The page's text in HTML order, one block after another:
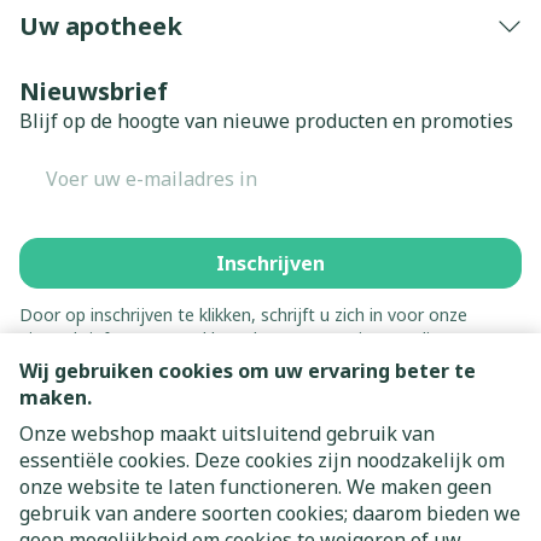
Wij gebruiken cookies om uw ervaring beter te
maken.
Onze webshop maakt uitsluitend gebruik van
essentiële cookies. Deze cookies zijn noodzakelijk om
onze website te laten functioneren. We maken geen
gebruik van andere soorten cookies; daarom bieden we
Uw apotheek
Nieuwsbrief
Blijf op de hoogte van nieuwe producten en promoties
Inschrijven
Door op inschrijven te klikken, schrijft u zich in voor onze
nieuwsbrief en gaat u akkoord met onzeprivacy policy.